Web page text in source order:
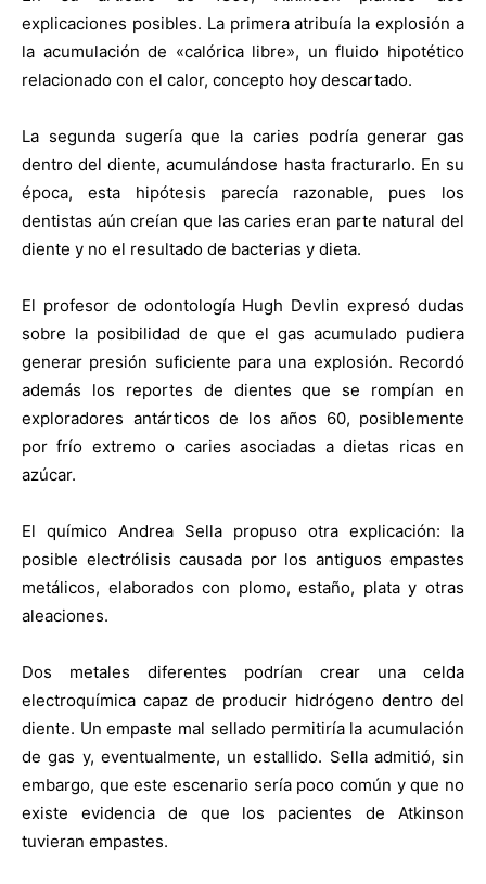
explicaciones posibles. La primera atribuía la explosión a
la acumulación de «calórica libre», un fluido hipotético
relacionado con el calor, concepto hoy descartado.
La segunda sugería que la caries podría generar gas
dentro del diente, acumulándose hasta fracturarlo. En su
época, esta hipótesis parecía razonable, pues los
dentistas aún creían que las caries eran parte natural del
diente y no el resultado de bacterias y dieta.
El profesor de odontología Hugh Devlin expresó dudas
sobre la posibilidad de que el gas acumulado pudiera
generar presión suficiente para una explosión. Recordó
además los reportes de dientes que se rompían en
exploradores antárticos de los años 60, posiblemente
por frío extremo o caries asociadas a dietas ricas en
azúcar.
El químico Andrea Sella propuso otra explicación: la
posible electrólisis causada por los antiguos empastes
metálicos, elaborados con plomo, estaño, plata y otras
aleaciones.
Dos metales diferentes podrían crear una celda
electroquímica capaz de producir hidrógeno dentro del
diente. Un empaste mal sellado permitiría la acumulación
de gas y, eventualmente, un estallido. Sella admitió, sin
embargo, que este escenario sería poco común y que no
existe evidencia de que los pacientes de Atkinson
tuvieran empastes.